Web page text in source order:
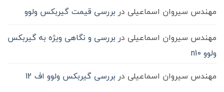
مهندس سیروان اسماعیلی در بررسی قیمت گیربکس ولوو
مهندس سیروان اسماعیلی در بررسی و نگاهی ویژه به گیربکس
ولوو n10
مهندس سیروان اسماعیلی در بررسی گیربکس ولوو اف 12